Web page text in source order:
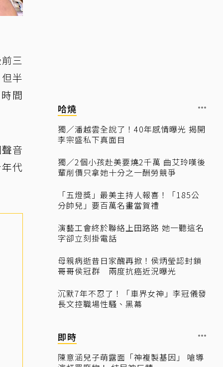
三
半
間
音
代
哈燒
獨／潘越雲全說了！40年感情曝光 揭開
李宗盛私下真面目
獨／2個小孩赴美要燒2千萬 曲艾玲嘆後
輩削價只拿她十分之一酬勞競爭
「五燈獎」最美主持人報喜！「185公
分帥兒」要百萬名畫當賀禮
演藝工會終於聯絡上田路路 她一聽這名
字卻立刻掛電話
母親病逝昔日家醜再掀！侯炳瑩認封鎖
哥哥侯冠群 兩度抗癌近況曝光
沉默7年不忍了！「車界女神」李冠儀發
長文控職場性騷、黑幕
即時
陳意涵兒子萌露面「神複製基因」 嗆導